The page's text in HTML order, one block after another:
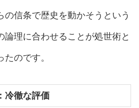
の信条で歴史を動かそうという
論理に合わせることが処世術と
のです。
冷徹な評価